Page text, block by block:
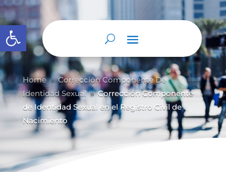
Abrir barra de herramientas
Home 9 Corrección Componente De
Identidad Sexual 9 Corrección Componente
de Identidad Sexual en el Registro Civil de
Nacimiento